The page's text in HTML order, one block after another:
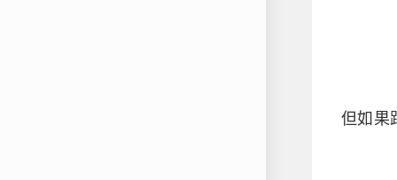
但如果